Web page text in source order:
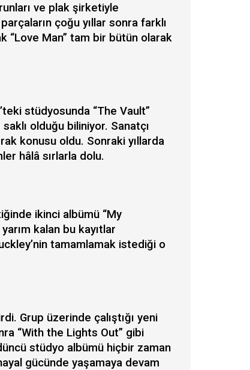
ve plak şirketiyle
çoğu yıllar sonra farklı
“Love Man” tam bir bütün olarak
stüdyosunda “The Vault”
olduğu biliniyor. Sanatçı
konusu oldu. Sonraki yıllarda
hâlâ sırlarla dolu.
ikinci albümü “My
kalan bu kayıtlar
tamamlamak istediği o
Grup üzerinde çalıştığı yeni
“With the Lights Out” gibi
stüdyo albümü hiçbir zaman
gücünde yaşamaya devam